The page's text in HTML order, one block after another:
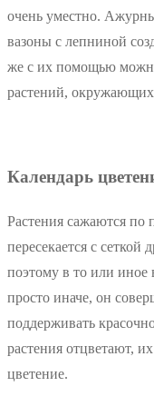
очень уместно.
вазоны с лепниной
же с их помощью
растений,
Календарь
Растения сажаются по
пересекается с сеткой
поэтому в то или иное
просто иначе, он
поддерживать
растения отцветают,
цветение.